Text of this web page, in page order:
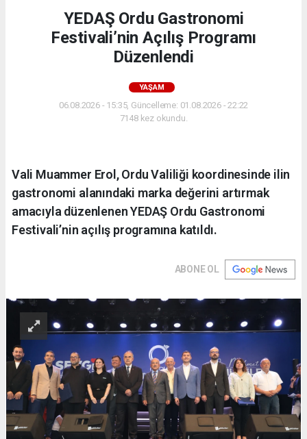
YEDAŞ Ordu Gastronomi
Festivali’nin Açılış Programı
Düzenlendi
YAŞAM
06.08.2026 - 15:35, Güncelleme: 01.08.2026 - 22:22
7148 kez okundu.
Vali Muammer Erol, Ordu Valiliği koordinesinde ilin
gastronomi alanındaki marka değerini artırmak
amacıyla düzenlenen YEDAŞ Ordu Gastronomi
Festivali’nin açılış programına katıldı.
ABONE OL